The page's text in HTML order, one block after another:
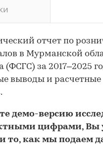
отчет по
в Мурманской
(ФСГС) за 2017–2025
выводы и
демо-версию
цифрами, Вы
то, как мы подаем